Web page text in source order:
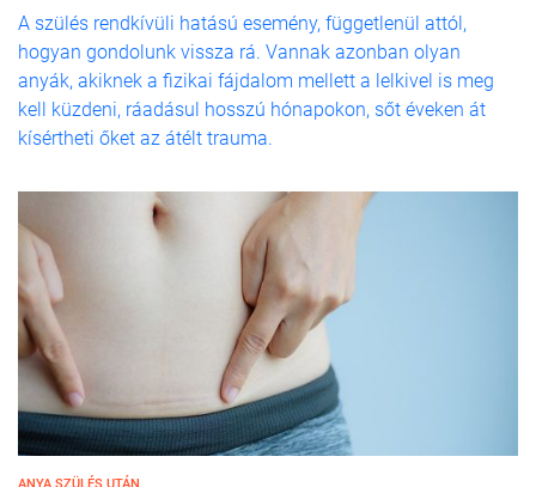
A szülés rendkívüli hatású esemény, függetlenül attól,
hogyan gondolunk vissza rá. Vannak azonban olyan
anyák, akiknek a fizikai fájdalom mellett a lelkivel is meg
kell küzdeni, ráadásul hosszú hónapokon, sőt éveken át
kísértheti őket az átélt trauma.
ANYA SZÜLÉS UTÁN